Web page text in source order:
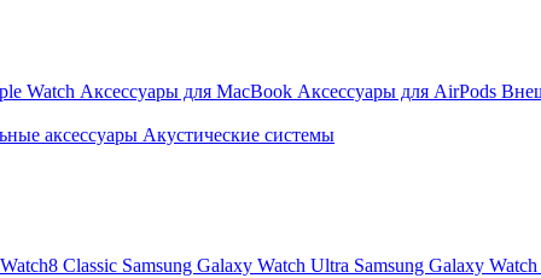
Watch Аксессуары для MacBook Аксессуары для AirPods
аксессуары Акустические системы
Classic Samsung Galaxy Watch Ultra Samsung Galaxy